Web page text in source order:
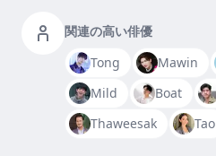
関連の高い俳優
Tong
Mawin
Mild
Boat
Thaweesak
Tao